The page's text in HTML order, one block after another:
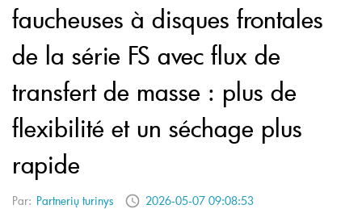
faucheuses à disques frontales
de la série FS avec flux de
transfert de masse : plus de
flexibilité et un séchage plus
rapide
Par: Partnerių turinys
2026-05-07 09:08:53